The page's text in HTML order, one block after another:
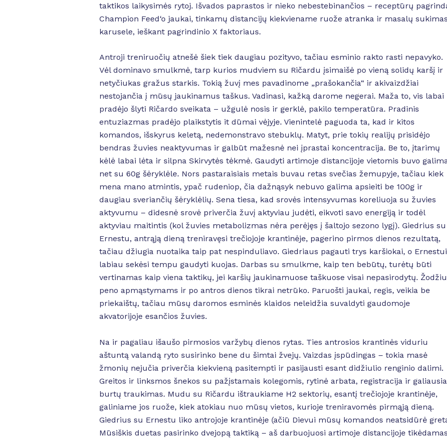
taktikos laikysimės rytoj. Išvados paprastos ir nieko nebestebinančios – receptūrų
Champion Feed‘o jaukai, tinkamų distancijų kiekviename ruože atranka ir masalų
karusele, ieškant pagrindinio X faktoriaus.
Antroji treniruočių atnešė šiek tiek daugiau pozityvo, tačiau esminio rakto rasti nepavyko.
Vėl dominavo smulkmė, tarp kurios mudviem su Ričardu įsimaišė po vieną solidų karšį ir
netyčiukas gražus starkis. Tokią žuvį mes pavadinome „prašokančia“ ir akivaizdžiai
nestojančia į mūsų jaukinamus taškus. Vadinasi, kažką darome negerai. Maža to, vis labai
pradėjo šlyti Ričardo sveikata – užgulė nosis ir gerklė, pakilo temperatūra. Pradinis
entuziazmas pradėjo plaikstytis it dūmai vėjyje. Vienintelė paguoda ta, kad ir kitos
komandos, išskyrus keletą, nedemonstravo stebuklų. Matyt, prie tokių realijų prisidėjo
bendras žuvies neaktyvumas ir galbūt mažesnė nei įprastai koncentracija. Be to, įtarimų
kėlė labai lėta ir silpna Skirvytės tėkmė. Gaudyti artimoje distancijoje vietomis buvo
net su 60g šėryklėle. Nors pastaraisiais metais buvau retas svečias žemupyje, tačiau kiek
mena mano atmintis, ypač rudeniop, čia dažnąsyk nebuvo galima apsieiti be 100g ir
daugiau sveriančių šėryklėlių. Sena tiesa, kad srovės intensyvumas koreliuoja su žuvies
aktyvumu – didesnė srovė priverčia žuvį aktyviau judėti, eikvoti savo energiją ir todėl
aktyviau maitintis (kol žuvies metabolizmas nėra perėjęs į šaltojo sezono lygį). Giedrius su
Ernestu, antrąją dieną treniravęsi trečiojoje krantinėje, pagerino pirmos dienos rezultatą,
tačiau džiugia nuotaika taip pat nespinduliavo. Giedriaus pagauti trys karšiokai, o Ernestui
labiau sekėsi tempu gaudyti kuojas. Darbas su smulkme, kaip ten bebūtų, turėtų būti
vertinamas kaip viena taktikų, jei karšių jaukinamuose taškuose visai nepasirodytų.
peno apmąstymams ir po antros dienos tikrai netrūko. Paruošti jaukai, regis, veikia be
priekaištų, tačiau mūsų daromos esminės klaidos neleidžia suvaldyti gaudomoje
akvatorijoje esančios žuvies.
Na ir pagaliau išaušo pirmosios varžybų dienos rytas. Ties antrosios krantinės viduriu
aštuntą valandą ryto susirinko bene du šimtai žvejų. Vaizdas įspūdingas – tokia masė
žmonių nejučia priverčia kiekvieną pasitempti ir pasijausti esant didžiulio renginio dalimi.
Greitos ir linksmos šnekos su pažįstamais kolegomis, rytinė arbata, registracija ir
burtų traukimas. Mudu su Ričardu ištraukiame H2 sektorių, esantį trečiojoje krantinėje,
galiniame jos ruože, kiek atokiau nuo mūsų vietos, kurioje treniravomės pirmąją dieną.
Giedrius su Ernestu liko antrojoje krantinėje (ačiū Dievui mūsų komandos neatsidūrė
Mūsiškis duetas pasirinko dvejopą taktiką – aš darbuojuosi artimoje distancijoje